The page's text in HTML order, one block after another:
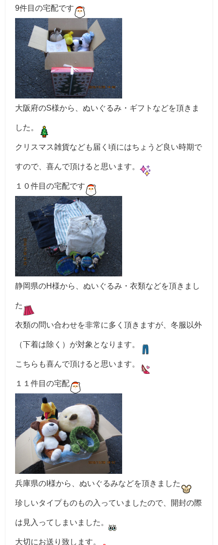
9件目の宅配です
大阪府のS様から、ぬいぐるみ・ギフトなどを頂きま
した。
クリスマス雑貨なども届く頃にはちょうど良い時期で
すので、喜んで頂けると思います。
１０件目の宅配です
静岡県のH様から、ぬいぐるみ・衣類などを頂きまし
た
衣類の問い合わせを非常に多く頂きますが、冬服以外
（下着は除く）が対象となります。
こちらも喜んで頂けると思います。
１１件目の宅配
兵庫県のI様から、ぬいぐるみなどを頂きました
珍しいタイプものもの入っていましたので、開封の際
は見入ってしまいました。
大切にお送り致します。